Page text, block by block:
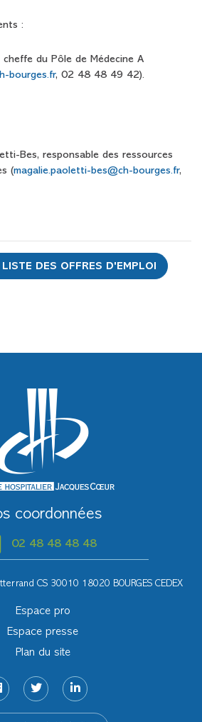
:
cheffe du Pôle de Médecine A
bourges.fr, 02 48 48 49 42).
Bes, responsable des ressources
(magalie.paoletti-bes@ch-bourges.fr,
LISTE DES OFFRES D'EMPLOI
coordonnées
02 48 48 48 48
CS 30010 18020 BOURGES CEDEX
Espace pro
Espace presse
Plan du site